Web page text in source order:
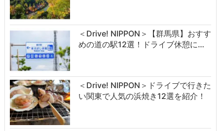
＜Drive! NIPPON＞【群馬県】おすす
めの道の駅12選！ドライブ休憩に…
＜Drive! NIPPON＞ドライブで行きた
い関東で人気の浜焼き12選を紹介！